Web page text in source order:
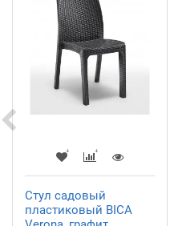
Стул садовый
пластиковый BICA